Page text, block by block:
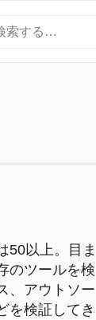
50以上。目ま
のツールを検
、アウトソー
を検証してき